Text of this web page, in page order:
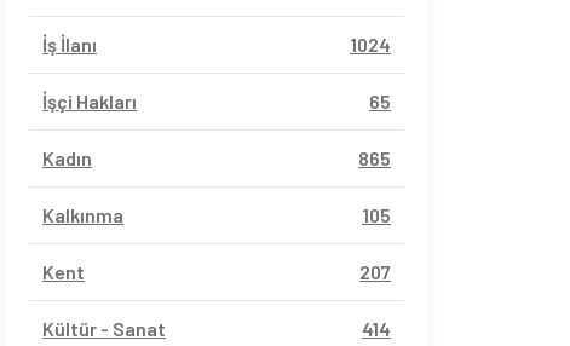
İş İlanı 1024
İşçi Hakları 65
Kadın 865
Kalkınma 105
Kent 207
Kültür - Sanat 414